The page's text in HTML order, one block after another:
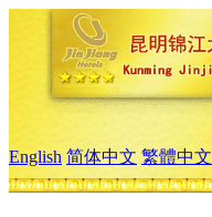
English 简体中文 繁體中文